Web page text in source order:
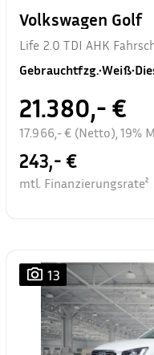
Volkswagen Golf
Life 2.0 TDI AHK
Gebrauchtfzg.•Weiß•
21.380,- €
17.966,- € (Netto), 19%
243,- €
mtl. Finanzierungsrate²
13